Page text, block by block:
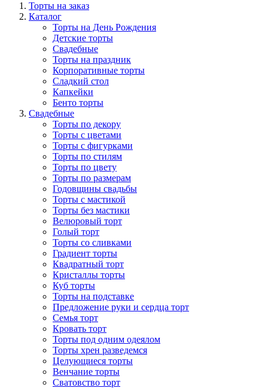
Торты на заказ
Каталог
Торты на День Рождения
Детские торты
Свадебные
Торты на праздник
Корпоративные торты
Сладкий стол
Капкейки
Бенто торты
Свадебные
Торты по декору
Торты с цветами
Торты с фигурками
Торты по стилям
Торты по цвету
Торты по размерам
Годовщины свадьбы
Торты с мастикой
Торты без мастики
Велюровый торт
Голый торт
Торты со сливками
Градиент торты
Квадратный торт
Кристаллы торты
Куб торты
Торты на подставке
Предложение руки и сердца торт
Семья торт
Кровать торт
Торты под одним одеялом
Торты хрен разведемся
Целующиеся торты
Венчание торты
Сватовство торт